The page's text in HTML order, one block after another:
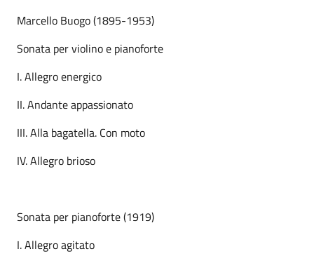
Marcello Buogo (1895-1953)
Sonata per violino e pianoforte
I. Allegro energico
II. Andante appassionato
III. Alla bagatella. Con moto
IV. Allegro brioso
Sonata per pianoforte (1919)
I. Allegro agitato